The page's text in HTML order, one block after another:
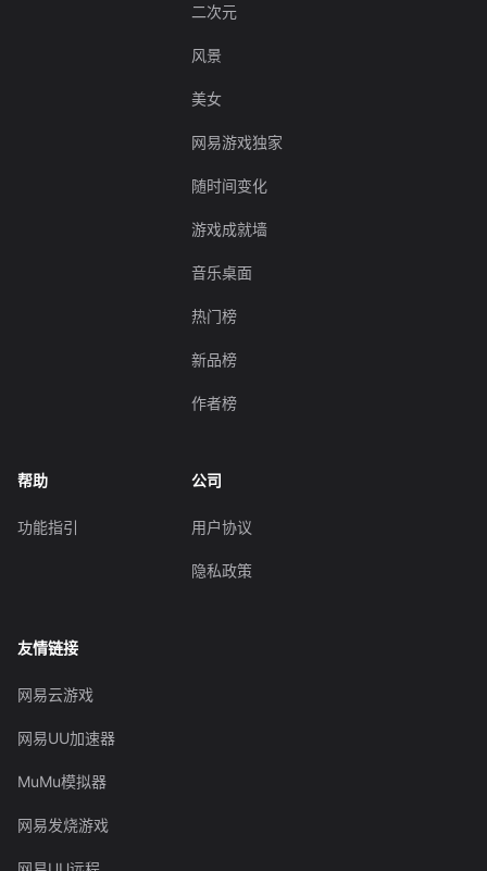
二次元
风景
美女
网易游戏独家
随时间变化
游戏成就墙
音乐桌面
热门榜
新品榜
作者榜
帮助
功能指引
公司
用户协议
隐私政策
友情链接
网易云游戏
网易UU加速器
MuMu模拟器
网易发烧游戏